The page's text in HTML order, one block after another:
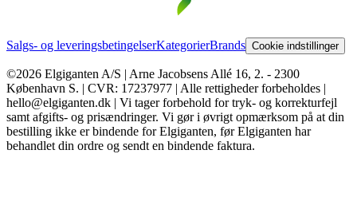
Salgs- og leveringsbetingelserKategorierBrands Cookie indstillinger
©2026 Elgiganten A/S | Arne Jacobsens Allé 16, 2. - 2300
København S. | CVR: 17237977 | Alle rettigheder forbeholdes |
hello@elgiganten.dk | Vi tager forbehold for tryk- og korrekturfejl
samt afgifts- og prisændringer. Vi gør i øvrigt opmærksom på at din
bestilling ikke er bindende for Elgiganten, før Elgiganten har
behandlet din ordre og sendt en bindende faktura.